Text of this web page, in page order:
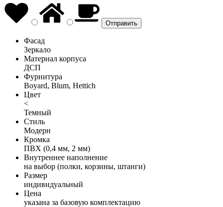
Фасад
Зеркало
Материал корпуса
ДСП
Фурнитура
Boyard, Blum, Hettich
Цвет
<
Темный
Стиль
Модерн
Кромка
ПВХ (0,4 мм, 2 мм)
Внутреннее наполнение
на выбор (полки, корзины, штанги)
Размер
индивидуальный
Цена
указана за базовую комплектацию